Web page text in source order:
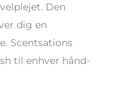
Den
dig en
Scentsations
til enhver hånd-